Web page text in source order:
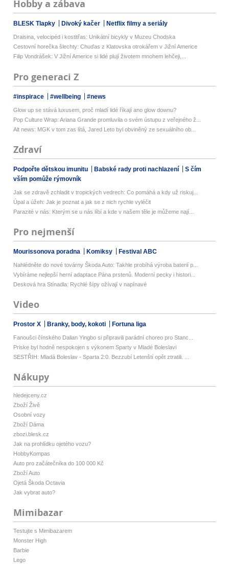
Hobby a zábava
BLESK Tlapky Divoký kačer Netflix filmy a seriály
Draisina, velocipéd i kostitřas: Unikátní bicykly v Muzeu Chodska
Cestovní horečka šlechty: Chuďas z Klatovska otrokářem v Jižní Americe
Filip Vondrášek: V Jižní Americe si lidé plují životem mnohem lehčeji,...
Pro generaci Z
#inspirace #wellbeing #news
Glow up se stává luxusem, proč mladí lidé říkají ano glow downu?
Pop Culture Wrap: Ariana Grande promluvila o svém ústupu z veřejného ž...
Alt news: MGK v tom zas lítá, Jared Leto byl obviněný ze sexuálního ob...
Zdraví
Podpořte dětskou imunitu Babské rady proti nachlazení
S čím
vším pomůže rýmovník
Jak se zdravě zchladit v tropických vedrech: Co pomáhá a kdy už riskuj...
Úpal a úžeh: Jak je poznat a jak se z nich rychle vyléčit
Parazité v nás: Kterým se u nás líbí a kde v našem těle je můžeme nají...
Pro nejmenší
Mourissonova poradna Komiksy Festival ABC
Nahlédněte do nové továrny Škoda Auto: Takhle probíhá výroba baterií p...
Vybíráme nejlepší herní adaptace Pána prstenů. Moderní pecky i histori...
Desková hra Stínadla: Rychlé šípy ožívají v napínavé
Video
Prostor X Branky, body, kokoti Fortuna liga
Fanoušci čínského Dalian Yingbo si připravili parádní choreo pro Stanc...
Priske byl hodně nespokojen s výkonem Sparty v Mladé Boleslavi
SESTŘIH: Mladá Boleslav - Sparta 2:0. Bezzubí Letenští opět ztratili. ...
Nákupy
hledejceny.cz
Zboží Živě
Osobní vozy
Zboží Dáma
zbozi.blesk.cz
Jak na prohlídku ojetého vozu?
HobbyKompas
Auto pro začátečníka do 100 000 Kč
Zboží Auto
Ojetá Škoda Octavia
Jak vybrat auto?
Mimibazar
Testujte s Mimibazarem
Monster High
Barbie
Lego